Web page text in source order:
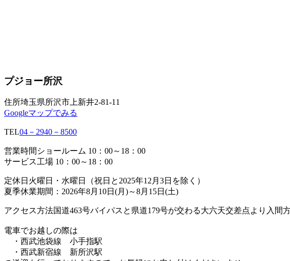
プジョー所沢
住所埼玉県所沢市上新井2-81-11
Googleマップでみる
TEL04－2940－8500
営業時間 ショールーム 10：00～18：00
サービス工場 10：00～18：00
定休日 火曜日・水曜日（祝日と2025年12月3日を除く）
夏季休業期間：2026年8月10日(月)～8月15日(土)
アクセス方法国道463号バイパスと県道179号が交わる大六天交差点より入間
電車でお越しの際は
・西武池袋線 小手指駅
・西武新宿線 新所沢駅